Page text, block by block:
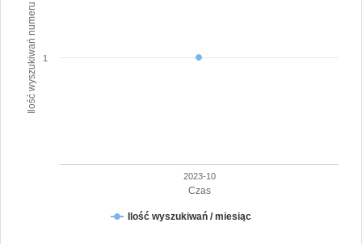
Czas
Ilość wyszukiwań numeru
Ilość wyszukiwań / miesiąc
2023-10
1